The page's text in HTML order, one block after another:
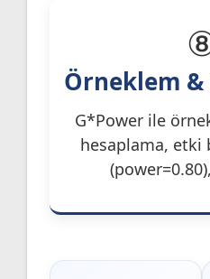
Örneklem &
G*Power ile
hesaplama, etki